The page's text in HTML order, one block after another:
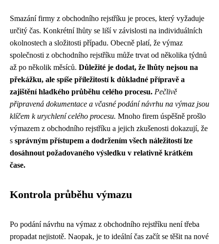
Smazání firmy z obchodního rejstříku je proces, který vyžaduje
určitý čas. Konkrétní lhůty se liší v závislosti na individuálních
okolnostech a složitosti případu. Obecně platí, že výmaz
společnosti z obchodního rejstříku může trvat od několika týdnů
až po několik měsíců. Důležité je dodat, že lhůty nejsou na
překážku, ale spíše příležitostí k důkladné přípravě a
zajištění hladkého průběhu celého procesu. Pečlivě
připravená dokumentace a včasné podání návrhu na výmaz jsou
klíčem k urychlení celého procesu. Mnoho firem úspěšně prošlo
výmazem z obchodního rejstříku a jejich zkušenosti dokazují, že
s správným přístupem a dodržením všech náležitostí lze
dosáhnout požadovaného výsledku v relativně krátkém
čase.
Kontrola průběhu výmazu
Po podání návrhu na výmaz z obchodního rejstříku není třeba
propadat nejistotě. Naopak, je to ideální čas začít se těšit na nové